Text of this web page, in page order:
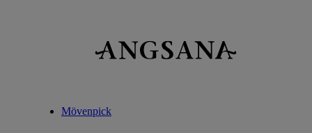
Mövenpick